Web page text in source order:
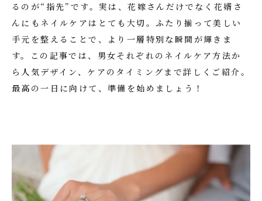
るのが“指先”です。実は、花嫁さんだけでなく花婿さ
んにもネイルケアはとても大切。ふたり揃って美しい
手元を整えることで、より一層特別な瞬間が輝きま
す。この記事では、男女それぞれのネイルケア方法か
ら人気デザイン、ケアのタイミングまで詳しくご紹介。
最高の一日に向けて、準備を始めましょう！